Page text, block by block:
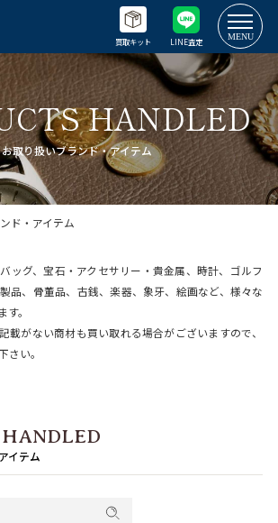
買取キット LINE査定
HANDLED
お取り扱いブランド・アイテム
ド・アイテム
ッグ、宝石・アクセサリー・貴金属、時計、ゴルフ
品、骨董品、古銭、楽器、象牙、絵画など、様々な
。
載がない商材も買い取れる場合がございますので、
さい。
HANDLED
イテム